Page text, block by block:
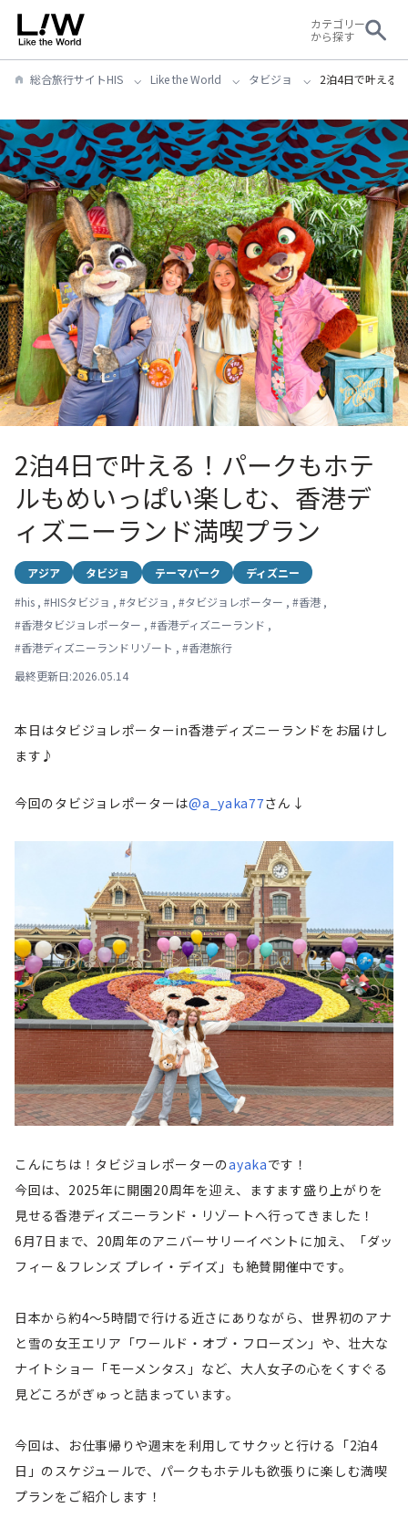
カテゴリー
から探す
総合旅行サイトHIS Like the World タビジョ 2泊4日で叶える
2泊4日で叶える！パークもホテ
ルもめいっぱい楽しむ、香港デ
ィズニーランド満喫プラン
アジア タビジョ テーマパーク
ディズニー
#his , #HISタビジョ , #タビジョ , #タビジョレポーター , #香港 ,
#香港タビジョレポーター , #香港ディズニーランド ,
#香港ディズニーランドリゾート , #香港旅行
最終更新日:2026.05.14
本日はタビジョレポーターin香港ディズニーランドをお届けし
ます♪
今回のタビジョレポーターは@a_yaka77さん↓
こんにちは！タビジョレポーターのayakaです！
今回は、2025年に開園20周年を迎え、ますます盛り上がりを
見せる香港ディズニーランド・リゾートへ行ってきました！
6月7日まで、20周年のアニバーサリーイベントに加え、「ダッ
フィー＆フレンズ プレイ・デイズ」も絶賛開催中です。
日本から約4〜5時間で行ける近さにありながら、世界初のアナ
と雪の女王エリア「ワールド・オブ・フローズン」や、壮大な
ナイトショー「モーメンタス」など、大人女子の心をくすぐる
見どころがぎゅっと詰まっています。
今回は、お仕事帰りや週末を利用してサクッと行ける「2泊4
日」のスケジュールで、パークもホテルも欲張りに楽しむ満喫
プランをご紹介します！